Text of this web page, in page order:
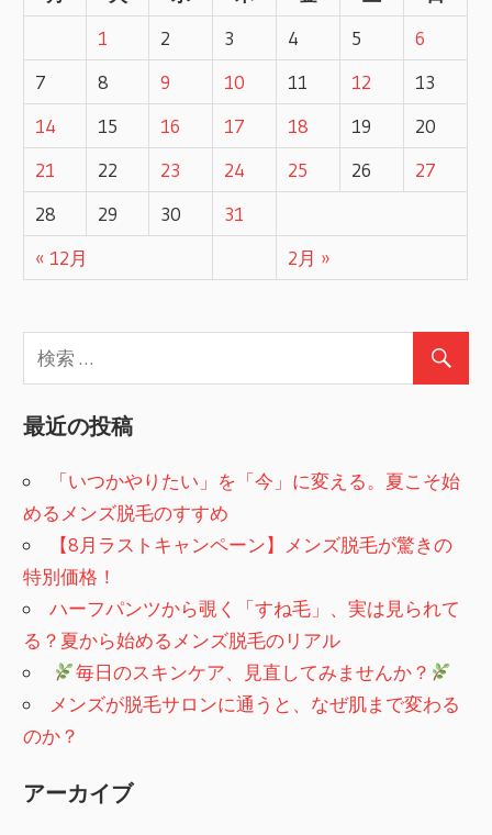
ビ
ゲ
ー
シ
ョ
« 12月 2月 »
1 2 3 4 5
6
7
8 9 10 11 12
13
14
15 16 17 18 19
20
21
22 23 24 25 26
27
28
29 30 31
最近の投稿
「いつかやりたい」を「今」に変える。夏こそ始
めるメンズ脱毛のすすめ
【8月ラストキャンペーン】メンズ脱毛が驚きの
特別価格！
ハーフパンツから覗く「すね毛」、実は見られて
る？夏から始めるメンズ脱毛のリアル
毎日のスキンケア、見直してみませんか？
メンズが脱毛サロンに通うと、なぜ肌まで変わる
のか？
アーカイブ